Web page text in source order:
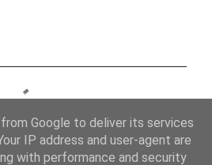
Google to deliver its services
IP address and user-agent are
with performance and security